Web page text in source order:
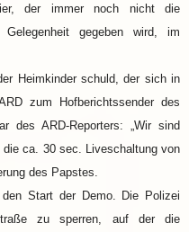
der immer noch nicht die
gegeben wird, im
Heimkinder schuld, der sich in
zum Hofberichtssender des
des ARD-Reporters: „Wir sind
ca. 30 sec. Liveschaltung von
des Papstes.
Start der Demo. Die Polizei
zu sperren, auf der die